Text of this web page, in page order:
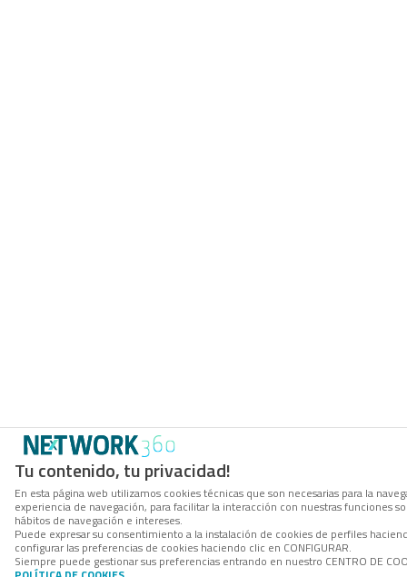
Tu contenido, tu privacidad!
En esta página web utilizamos cookies técnicas que son necesarias para la
experiencia de navegación, para facilitar la interacción con nuestras funciones
hábitos de navegación e intereses.
Puede expresar su consentimiento a la instalación de cookies de perfiles
configurar las preferencias de cookies haciendo clic en CONFIGURAR.
Siempre puede gestionar sus preferencias entrando en nuestro CENTRO DE